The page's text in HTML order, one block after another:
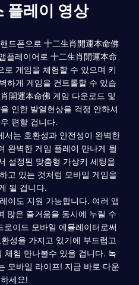
플레이 영상
드폰으로 十二生肖開運本命佛
플레이어로 十二生肖開運本命
로 게임을 체험할 수 있으며 키
하게 게임을 컨트롤할 수 있습
開運本命佛 게임 다운로드 및
인한 발열현상을 걱정 안하셔
편할 겁니다.
서는 호환성과 안전성이 완벽한
완벽한 게임 플레이 만나게 될
설정된 맞춤형 가상키 세팅을
고 있는 것처럼 모바일 게임을
될 겁니다.
이도 지원 가능합니다. 여러 앱
많은 즐거움을 동시에 누릴 수
이드 모바일 에뮬레이터로써
성을 가지고 있기에 부드럽고
체험 만나볼수 있을 겁니다. 녹
모바일 라이프! 지금 바로 다운
세요!